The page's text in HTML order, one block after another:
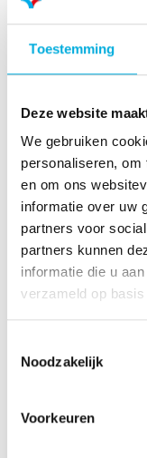
Toestemming
Deze website
We gebruiken
personaliseren,
en om ons
informatie over uw
partners voor
partners kunnen
informatie die u
verzameld op
Noodzakelijk
Voorkeuren
🎯 𝗩𝗼𝗼𝗿 𝘄𝗶𝗲:
📣 𝗦𝗽𝗿𝗲𝗸𝗲𝗿𝘀:
Meer
Jasper Willems
Accountmanager